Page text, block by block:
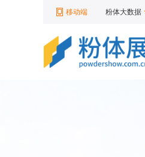
移动端 粉体大数据